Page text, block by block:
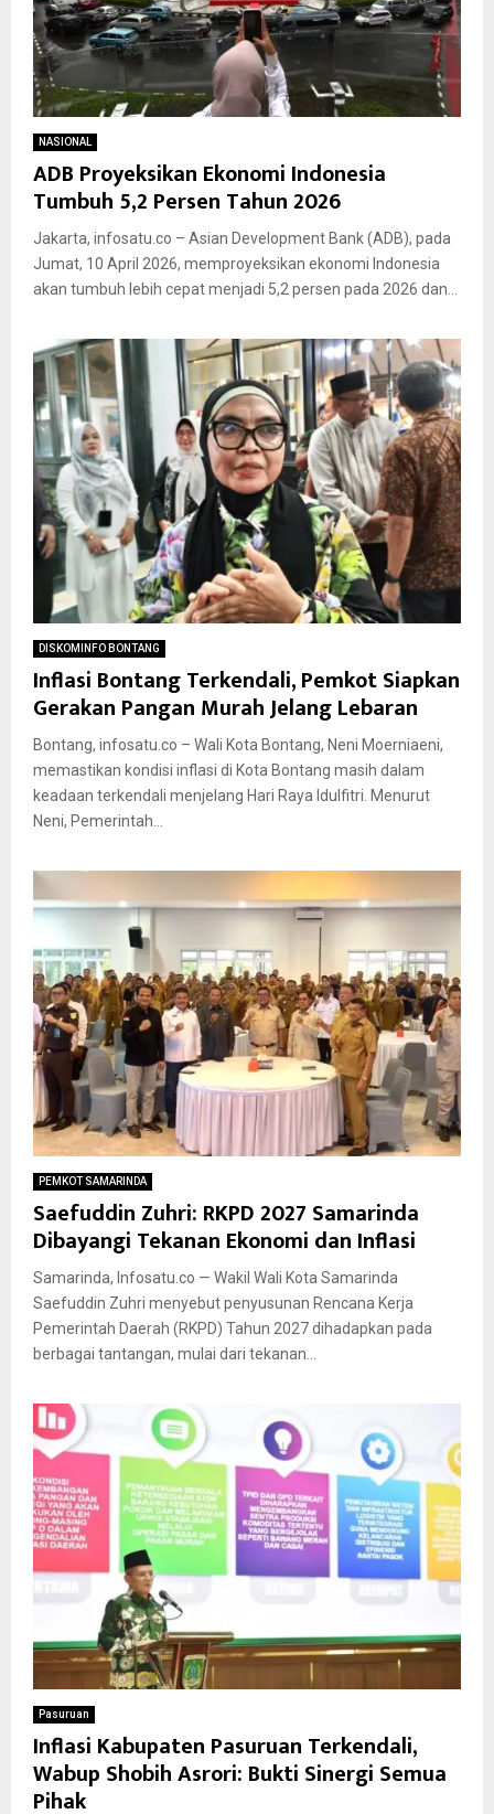
NASIONAL
ADB Proyeksikan Ekonomi Indonesia
Tumbuh 5,2 Persen Tahun 2026
Jakarta, infosatu.co – Asian Development Bank (ADB), pada
Jumat, 10 April 2026, memproyeksikan ekonomi Indonesia
akan tumbuh lebih cepat menjadi 5,2 persen pada 2026 dan...
DISKOMINFO BONTANG
Inflasi Bontang Terkendali, Pemkot Siapkan
Gerakan Pangan Murah Jelang Lebaran
Bontang, infosatu.co – Wali Kota Bontang, Neni Moerniaeni,
memastikan kondisi inflasi di Kota Bontang masih dalam
keadaan terkendali menjelang Hari Raya Idulfitri. Menurut
Neni, Pemerintah...
PEMKOT SAMARINDA
Saefuddin Zuhri: RKPD 2027 Samarinda
Dibayangi Tekanan Ekonomi dan Inflasi
Samarinda, Infosatu.co — Wakil Wali Kota Samarinda
Saefuddin Zuhri menyebut penyusunan Rencana Kerja
Pemerintah Daerah (RKPD) Tahun 2027 dihadapkan pada
berbagai tantangan, mulai dari tekanan...
Pasuruan
Inflasi Kabupaten Pasuruan Terkendali,
Wabup Shobih Asrori: Bukti Sinergi Semua
Pihak